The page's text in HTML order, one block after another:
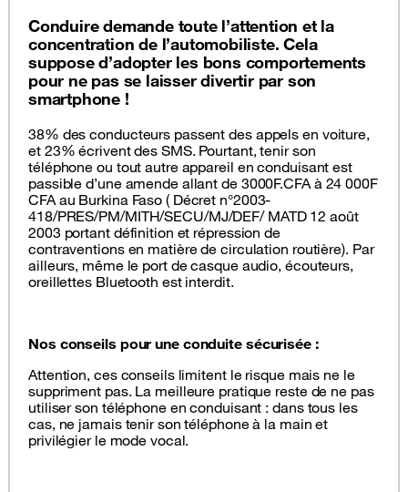
Conduire demande toute l’attention et la
concentration de l’automobiliste. Cela
suppose d’adopter les bons comportements
pour ne pas se laisser divertir par son
smartphone !
38% des conducteurs passent des appels en voiture,
et 23% écrivent des SMS. Pourtant, tenir son
téléphone ou tout autre appareil en conduisant est
passible d’une amende allant de 3000F.CFA à 24 000F
CFA au Burkina Faso ( Décret n°2003-
418/PRES/PM/MITH/SECU/MJ/DEF/ MATD 12 août
2003 portant définition et répression de
contraventions en matière de circulation routière). Par
ailleurs, même le port de casque audio, écouteurs,
oreillettes Bluetooth est interdit.
Nos conseils pour une conduite sécurisée :
Attention, ces conseils limitent le risque mais ne le
suppriment pas. La meilleure pratique reste de ne pas
utiliser son téléphone en conduisant : dans tous les
cas, ne jamais tenir son téléphone à la main et
privilégier le mode vocal.